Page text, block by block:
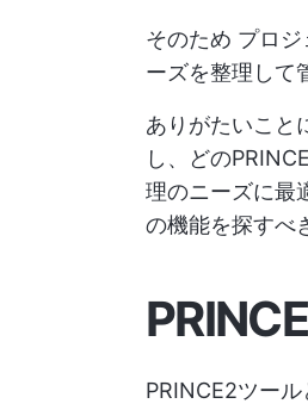
そのため プロ
ーズを整理して
ありがたいこと
し、どの
理のニーズに最
の機能を探すべ
PRINCE2ツー